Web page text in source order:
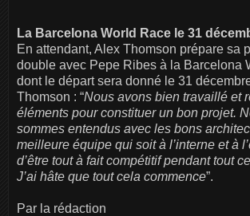
La Barcelona World Race le 31
En attendant, Alex Thomson prépare sa
double avec Pepe Ribes à la Barcelona
dont le départ sera donné le 31
Thomson : “Nous avons bien travaillé et
éléments pour constituer un bon projet.
sommes entendus avec les bons
meilleure équipe qui soit à l’interne et à
d’être tout à fait compétitif pendant tout
J’ai hâte que tout cela commence”.
Par la rédaction